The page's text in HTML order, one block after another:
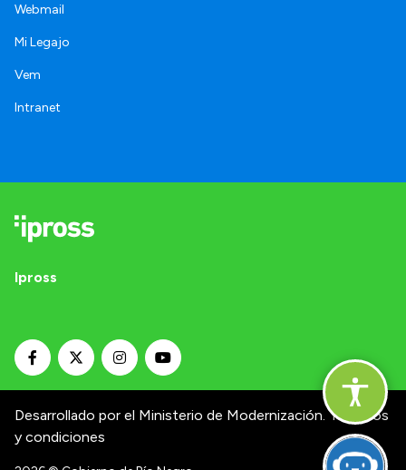
Webmail
Mi Legajo
Vem
Intranet
Ipross
Desarrollado por el Ministerio de Modernización. Términos
y condiciones